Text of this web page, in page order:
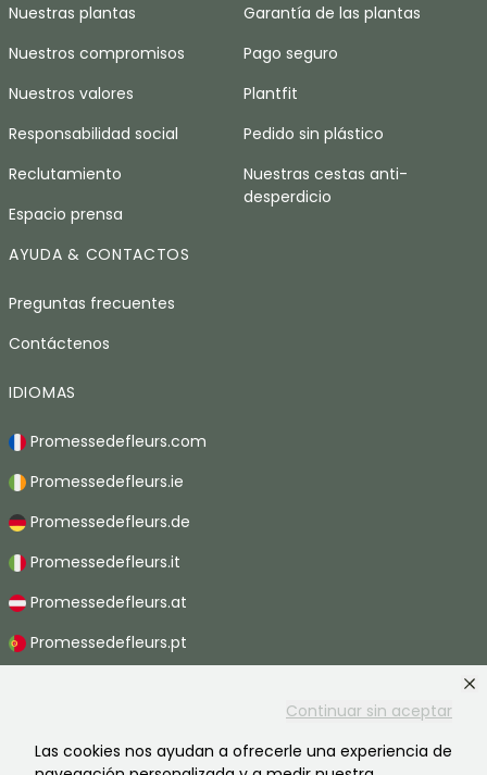
Continuar sin aceptar
Las cookies nos ayudan a ofrecerle una experiencia de
Nuestras plantas
Nuestros compromisos
Nuestros valores
Responsabilidad social
Reclutamiento
Espacio prensa
Garantía de las plantas
Pago seguro
Plantfit
Pedido sin plástico
Nuestras cestas anti-
desperdicio
AYUDA & CONTACTOS
Preguntas frecuentes
Contáctenos
IDIOMAS
Promessedefleurs.com
Promessedefleurs.ie
Promessedefleurs.de
Promessedefleurs.it
Promessedefleurs.at
Promessedefleurs.pt
Promessedefleurs.ch